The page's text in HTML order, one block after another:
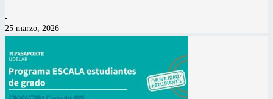
•
25 marzo, 2026